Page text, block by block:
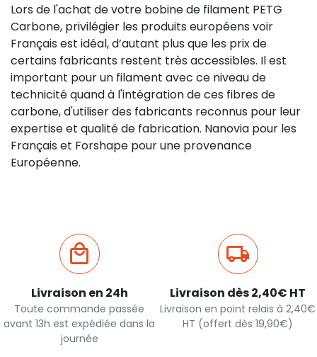
Lors de l'achat de votre bobine de filament PETG
Carbone, privilégier les produits européens voir
Français est idéal, d’autant plus que les prix de
certains fabricants restent très accessibles. Il est
important pour un filament avec ce niveau de
technicité quand à l'intégration de ces fibres de
carbone, d'utiliser des fabricants reconnus pour leur
expertise et qualité de fabrication. Nanovia pour les
Français et Forshape pour une provenance
Européenne.
Livraison en 24h
Toute commande passée
avant 13h est expédiée dans la
journée
Livraison dès 2,40€ HT
Livraison en point relais à 2,40€
HT (offert dès 19,90€)